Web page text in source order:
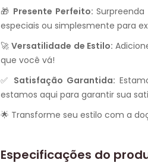
🎁 Presente Perfeito:
especiais ou simplesmente para
🚀Versatilidade de Estilo:
que você vá!
✅ Satisfação Garantida:
estamos aqui para garantir sua
🌟 Transforme seu estilo com a
Especificações do